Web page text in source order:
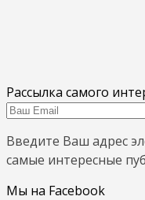
Рассылка самого
Введите Ваш адрес
самые интересные
Мы на Facebook